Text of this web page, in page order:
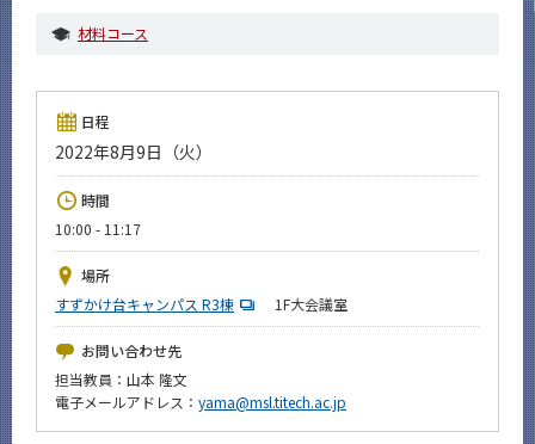
材料コース
日程
2022年8月9日（火）
時間
10:00 - 11:17
場所
すずかけ台キャンパス R3棟
1F大会議室
お問い合わせ先
担当教員：山本 隆文
電子メールアドレス： yama@msl.titech.ac.jp
未来
Admissions
材料系 News
News
イベントカレンダー
Event Calendar
今後のイベント
今後の課程別イベント
年別アーカイブ